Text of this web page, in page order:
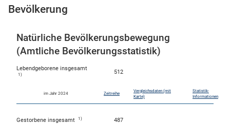
Bevölkerung
Natürliche Bevölkerungsbewegung
(Amtliche Bevölkerungsstatistik)
Lebendgeborene insgesamt
1) 512
im Jahr 2024 Zeitreihe
Vergleichsdaten (mit
Karte)
Statistik-
Informationen
Gestorbene insgesamt 1) 487